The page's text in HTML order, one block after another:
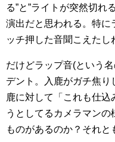
る”と”ライトが突然切れ
演出だと思われる。特に
ッチ押した音聞こえたし
だけどラップ音(という
デント。入鹿がガチ焦り
鹿に対して「これも仕
うとしてるカメラマン
ものがあるのか？それと